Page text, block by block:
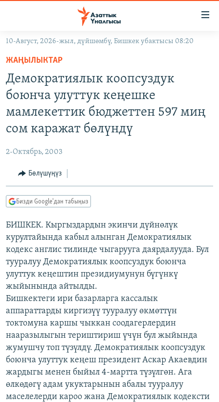
Навигацияга
өтүңүз
Издөөгө
салыңызКЫРГЫЗСТАН
ДҮЙНӨ
БҮГҮН АЗАТТЫКТА
ЭКСПЕРТТЕР ТАЛДАЙТ
БИЗ ЖАНА ДҮЙНӨ
ЭЖЕ-СИҢДИЛЕР
АЗАТТЫК+
ЫҢГАЙСЫЗ СУРООЛОР
ПОДКАСТ
ӨЗГӨЧӨ ПИКИР
Русский
ОНЛАЙН ШЕРИНЕ
ЭЕ/АРнун бардык сайттары
10-Август, 2026-жыл, дүйшөмбү, Бишкек убактысы 08:20
ЖАҢЫЛЫКТАР
Демократиялык коопсуздук
боюнча улуттук кеңешке
мамлекеттик бюджеттен 597 миң
сом каражат бөлүндү
2-Октябрь, 2003
Бөлүшүңүз
Бизди Google'дан табыңыз
БИШКЕК. Кыргыздардын экинчи дүйнөлүк
курултайында кабыл алынган Демократиялык
кодекс англис тилинде чыгарууга даярдалууда. Бул
тууралуу Демократиялык коопсуздук боюнча
улуттук кеңештин президиумунун бүгүнкү
жыйынында айтылды.
Бишкектеги ири базарларга кассалык
аппараттарды киргизүү тууралуу өкмөттүн
токтомуна каршы чыккан соодагерлердин
нааразылыгын териштириш үчүн бул жыйында
жумушчу топ түзүлдү. Демократиялык коопсуздук
боюнча улуттук кеңеш президент Аскар Акаевдин
жардыгы менен быйыл 4-мартта түзүлгөн. Ага
өлкөдөгү адам укуктарынын абалы тууралуу
маселелерди кароо жана Демократиялык кодексти